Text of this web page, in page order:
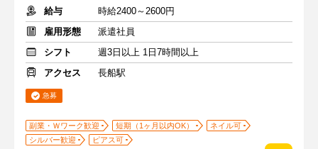
給与
時給2400～2600円
雇用形態
派遣社員
シフト
週3日以上 1日7時間以上
アクセス
長船駅
急募
副業・Ｗワーク歓迎 短期（1ヶ月以内OK）
ネイル可
シルバー歓迎
ピアス可